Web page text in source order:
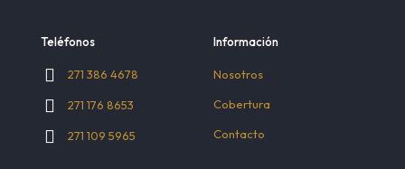
Teléfonos
271 386 4678
271 176 8653
271 109 5965
Información
Nosotros
Cobertura
Contacto